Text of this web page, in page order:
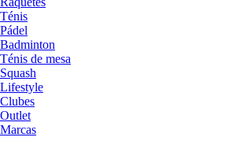
Ténis
Pádel
Badminton
Ténis de mesa
Squash
Lifestyle
Clubes
Outlet
Marcas